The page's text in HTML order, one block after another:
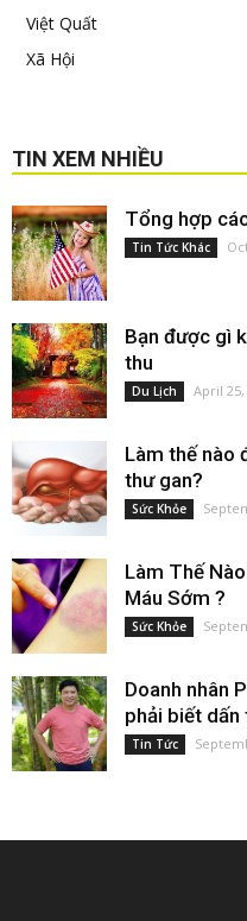
Việt Quất
Xã Hội
TIN XEM NHIỀU
Tổng hợp
Tin Tức Khác
Bạn được gì
thu
Du Lịch April 25,
Làm thế nào
thư gan?
Sức Khỏe
Làm Thế
Máu Sớm ?
Sức Khỏe
Doanh nhân
phải biết dấn
Tin Tức